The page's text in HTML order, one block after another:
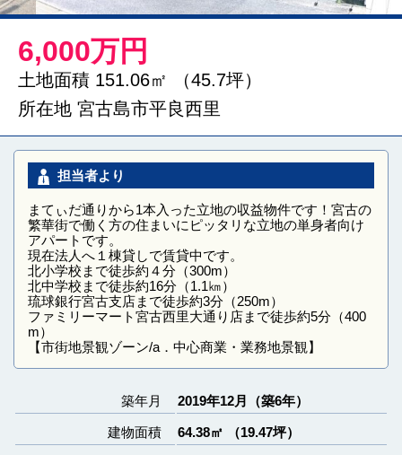
6,000万円
土地面積 151.06㎡ （45.7坪）
所在地 宮古島市平良西里
担当者より
まてぃだ通りから1本入った立地の収益物件です！宮古の
繁華街で働く方の住まいにピッタリな立地の単身者向け
アパートです。
現在法人へ１棟貸しで賃貸中です。
北小学校まで徒歩約４分（300m）
北中学校まで徒歩約16分（1.1㎞）
琉球銀行宮古支店まで徒歩約3分（250m）
ファミリーマート宮古西里大通り店まで徒歩約5分（400
m）
【市街地景観ゾーン/a．中心商業・業務地景観】
築年月 2019年12月（築6年）
建物面積 64.38㎡ （19.47坪）